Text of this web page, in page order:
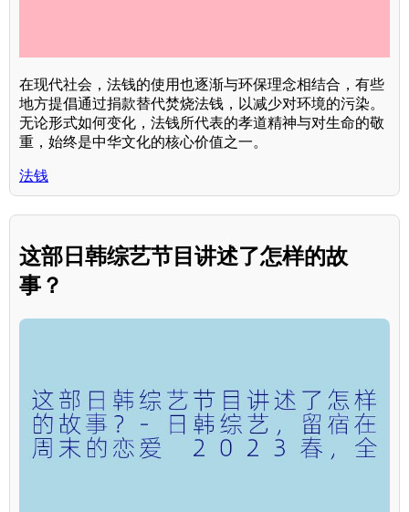
在现代社会，法钱的使用也逐渐与环保理念相结合，有些
地方提倡通过捐款替代焚烧法钱，以减少对环境的污染。
无论形式如何变化，法钱所代表的孝道精神与对生命的敬
重，始终是中华文化的核心价值之一。
法钱
这部日韩综艺节目讲述了怎样的故
事？